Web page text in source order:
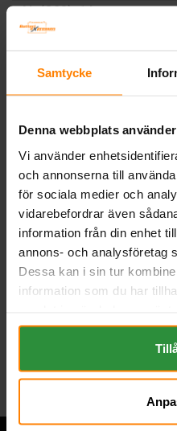
Samtycke
Denna webbplats
Vi använder
och annonserna till
för sociala medier och
vidarebefordrar även
information från din enhet
annons- och analysföretag
Dessa kan i sin tur
information som du har
om "Cookies" och ditt val
längst ner i "footern" på
Ah (C20):14
Volt:12
Poltyp:8
EAN:9005753064980
BESKRIVNING